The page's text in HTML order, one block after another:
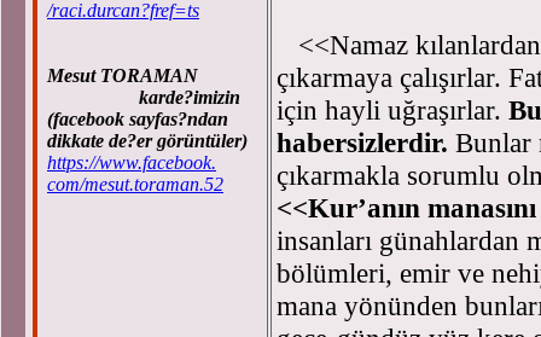
/raci.durcan?fref=ts
Mesut TORAMAN
karde?imizin
(facebook sayfas?ndan
dikkate de?er görüntüler)
https://www.facebook.
com/mesut.toraman.52
<<Namaz
çıkarmaya çalışırlar.
için hayli uğraşırlar.
habersizlerdir. Bunlar
çıkarmakla sorumlu
<<Kur’anın
insanları günahlardan
bölümleri, emir ve
mana yönünden